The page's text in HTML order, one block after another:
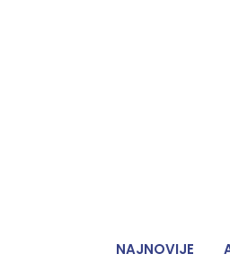
NAJNOVIJE